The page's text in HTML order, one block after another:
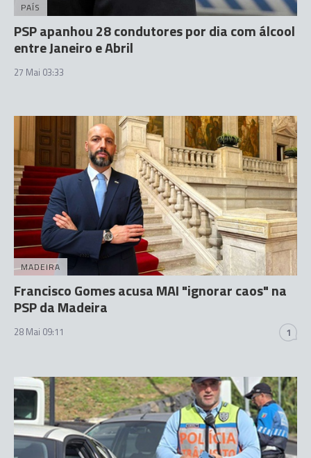
PAÍS
PSP apanhou 28 condutores por dia com álcool
entre Janeiro e Abril
27 Mai 03:33
MADEIRA
Francisco Gomes acusa MAI "ignorar caos" na
PSP da Madeira
28 Mai 09:11 1